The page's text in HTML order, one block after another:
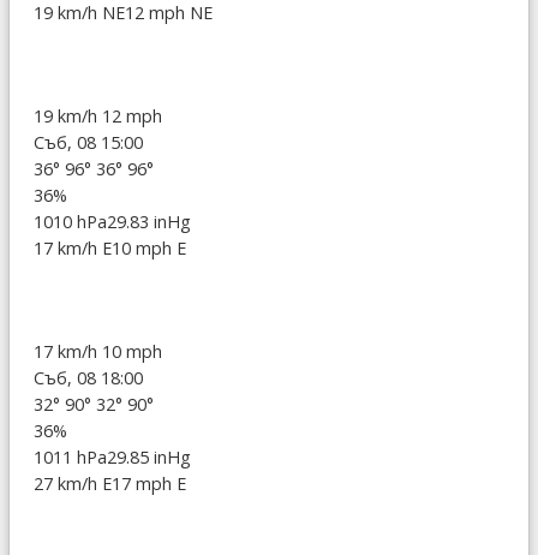
19 km/h NE12 mph NE
19 km/h 12 mph
Съб, 08 15:00
36° 96° 36° 96°
36%
1010 hPa29.83 inHg
17 km/h E10 mph E
17 km/h 10 mph
Съб, 08 18:00
32° 90° 32° 90°
36%
1011 hPa29.85 inHg
27 km/h E17 mph E